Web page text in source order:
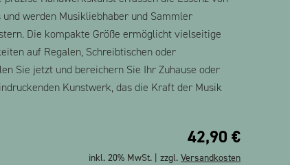
und werden Musikliebhaber und Sammler
Die kompakte Größe ermöglicht vielseitige
auf Regalen, Schreibtischen oder
Sie jetzt und bereichern Sie Ihr Zuhause oder
Kunstwerk, das die Kraft der Musik
42,90 €
inkl. 20% MwSt. | zzgl. Versandkosten